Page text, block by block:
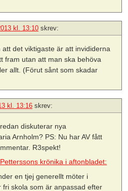
kl. 13:10 skrev:
det viktigaste är att invididerna
fram utan att man ska behöva
allt. (Förut sånt som skadar
kl. 13:16 skrev:
diskuterar nya
Arnholm? PS: Nu har AV fått
R3spekt!
krönika i aftonbladet:
en tjej generellt möter i
fri skola som är anpassad efter